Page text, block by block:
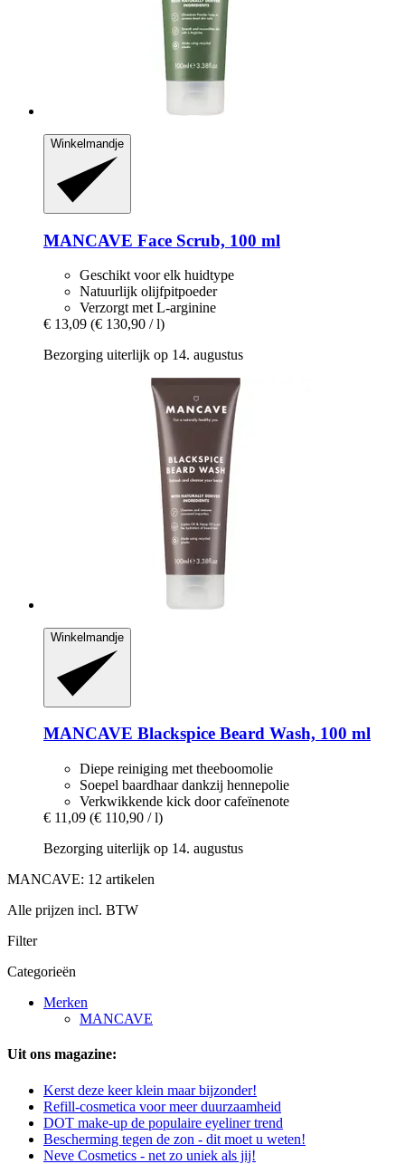
Winkelmandje
MANCAVE Face Scrub, 100 ml
Geschikt voor elk huidtype
Natuurlijk olijfpitpoeder
Verzorgt met L-arginine
€ 13,09 (€ 130,90 / l)
Bezorging uiterlijk op 14. augustus
Winkelmandje
MANCAVE Blackspice Beard Wash, 100 ml
Diepe reiniging met theeboomolie
Soepel baardhaar dankzij hennepolie
Verkwikkende kick door cafeïnenote
€ 11,09 (€ 110,90 / l)
Bezorging uiterlijk op 14. augustus
MANCAVE: 12 artikelen
Alle prijzen incl. BTW
Filter
Categorieën
Merken
MANCAVE
Uit ons magazine:
Kerst deze keer klein maar bijzonder!
Refill-cosmetica voor meer duurzaamheid
DOT make-up de populaire eyeliner trend
Bescherming tegen de zon - dit moet u weten!
Neve Cosmetics - net zo uniek als jij!